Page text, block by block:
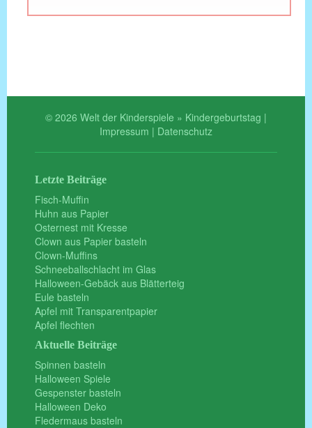
© 2026 Welt der Kinderspiele » Kindergeburtstag |
Impressum | Datenschutz
Letzte Beiträge
Fisch-Muffin
Huhn aus Papier
Osternest mit Kresse
Clown aus Papier basteln
Clown-Muffins
Schneeballschlacht im Glas
Halloween-Gebäck aus Blätterteig
Eule basteln
Apfel mit Transparentpapier
Apfel flechten
Aktuelle Beiträge
Spinnen basteln
Halloween Spiele
Gespenster basteln
Halloween Deko
Fledermaus basteln